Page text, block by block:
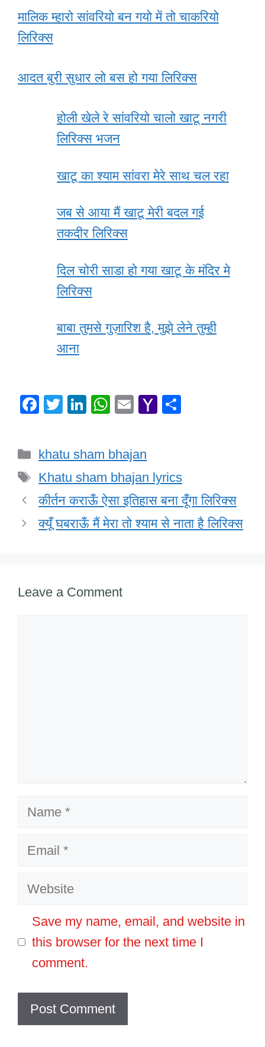
मालिक म्हारो सांवरियो बन गयो में तो चाकरियो
लिरिक्स
आदत बुरी सुधार लो बस हो गया लिरिक्स
होली खेले रे सांवरियो चालो खाटू नगरी
लिरिक्स भजन
खाटू का श्याम सांवरा मेरे साथ चल रहा
जब से आया मैं खाटू मेरी बदल गई
तकदीर लिरिक्स
दिल चोरी साडा हो गया खाटू के मंदिर मे
लिरिक्स
बाबा तुमसे गुज़ारिश है, मुझे लेने तुम्ही
आना
F
e
b
o
o
k
T
er
Li
e
dI
n
W
s
A
p
p
E
Y
o
M
ail
Categories
khatu sham bhajan
Tags
Khatu sham bhajan lyrics
कीर्तन कराऊँ ऐसा इतिहास बना दूँगा लिरिक्स
क्यूँ घबराऊँ मैं मेरा तो श्याम से नाता है लिरिक्स
Leave a Comment
Name
Email
Website
Save my name, email, and website in
this browser for the next time I
comment.